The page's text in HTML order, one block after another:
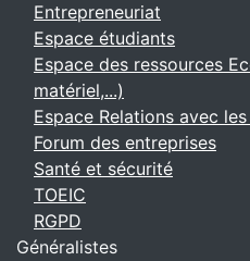
Entrepreneuriat
Espace étudiants
Espace des ressources
matériel,...)
Espace Relations avec
Forum des entreprises
Santé et sécurité
TOEIC
RGPD
Généralistes